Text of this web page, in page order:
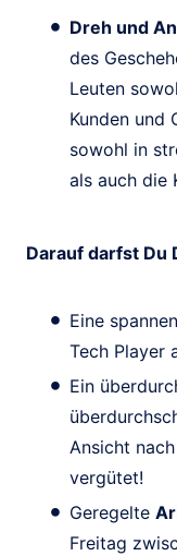
Dreh und
des
Leuten
Kunden und
sowohl in
als auch die
Darauf darfst Du
Eine
Tech Player
Ein
Ansicht
vergütet!
Geregelte
Freitag